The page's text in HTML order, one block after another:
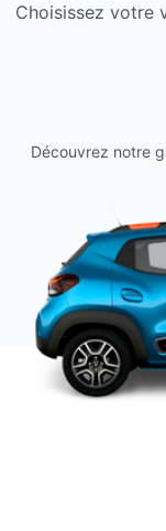
Choisissez votre
Découvrez notre